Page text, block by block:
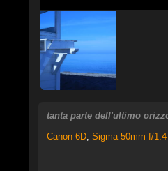
tanta parte dell'ultimo
Canon 6D, Sigma 50mm f/